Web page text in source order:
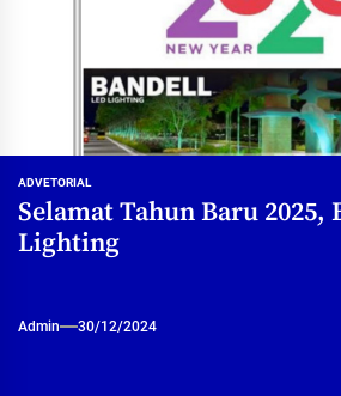
ADVETORIAL
Selamat Tahun Baru 2025,
Lighting
Admin 30/12/2024